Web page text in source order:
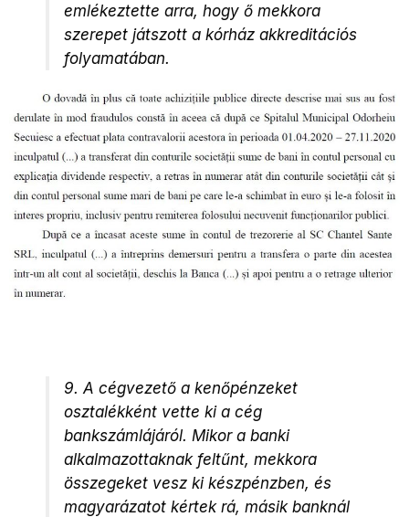
emlékeztette arra, hogy ő mekkora
szerepet játszott a kórház akkreditációs
folyamatában.
9. A cégvezető a kenőpénzeket
osztalékként vette ki a cég
bankszámlájáról. Mikor a banki
alkalmazottaknak feltűnt, mekkora
összegeket vesz ki készpénzben, és
magyarázatot kértek rá, másik banknál